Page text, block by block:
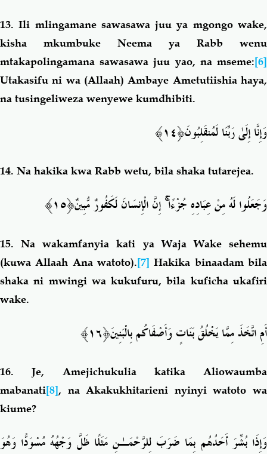
13.Ili mlingamane sawasawa juu ya mgongo wake,
kisha mkumbuke Neema ya Rabb wenu
mtakapolingamana sawasawa juu yao, na mseme:[6]
Utakasifu ni wa (Allaah) Ambaye Ametutiishia haya,
na tusingeliweza wenyewe kumdhibiti.
وَإِنَّا إِلَىٰ رَبِّنَا لَمُنقَلِبُونَ﴿١٤﴾
14. Na hakika kwa Rabb wetu, bila shaka tutarejea.
وَجَعَلُوا لَهُ مِنْ عِبَادِهِ جُزْءًاۚإِنَّ الْإِنسَانَ لَكَفُورٌ مُّبِينٌ﴿١٥﴾
15.Na wakamfanyia kati ya Waja Wake sehemu
(kuwa Allaah Ana watoto).[7] Hakika binaadam bila
shaka ni mwingi wa kukufuru, bila kuficha ukafiri
wake.
أَمِ اتَّخَذَ مِمَّا يَخْلُقُ بَنَاتٍ وَأَصْفَاكُم بِالْبَنِينَ﴿١٦﴾
16.Je, Amejichukulia katika Aliowaumba
mabanati[8], na Akakukhitarieni nyinyi watoto wa
kiume?
وَإِذَا بُشِّرَ أَحَدُهُم بِمَا ضَرَبَ لِلرَّحْمَـٰنِ مَثَلًا ظَلَّ وَجْهُهُ مُسْوَدًّا وَهُوَ